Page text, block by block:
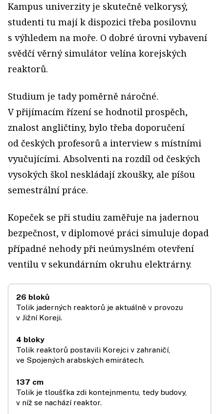
Kampus univerzity je skutečně velkorysý,
studenti tu mají k dispozici třeba posilovnu
s výhledem na moře. O dobré úrovni vybavení
svědčí věrný simulátor velína korejských
reaktorů.
Studium je tady poměrně náročné.
V přijímacím řízení se hodnotil prospěch,
znalost angličtiny, bylo třeba doporučení
od českých profesorů a interview s místními
vyučujícími. Absolventi na rozdíl od českých
vysokých škol neskládají zkoušky, ale píšou
semestrální práce.
Kopeček se při studiu zaměřuje na jadernou
bezpečnost, v diplomové práci simuluje dopad
případné nehody při neúmyslném otevření
ventilu v sekundárním okruhu elektrárny.
26 bloků
Tolik jaderných reaktorů je aktuálně v provozu
v Jižní Koreji.
4 bloky
Tolik reaktorů postavili Korejci v zahraničí,
ve Spojených arabských emirátech.
137 cm
Tolik je tloušťka zdi kontejnmentu, tedy budovy,
v níž se nachází reaktor.